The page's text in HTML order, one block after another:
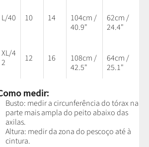
L/40 10 14
104cm /
40.9"
62cm /
24.4"
XL/4
2
12 16
108cm /
42.5"
64cm /
25.1"
medir:
Busto: medir a circunferência do tórax na
parte mais ampla do peito abaixo das
axilas.
Altura: medir da zona do pescoço até à
cintura.